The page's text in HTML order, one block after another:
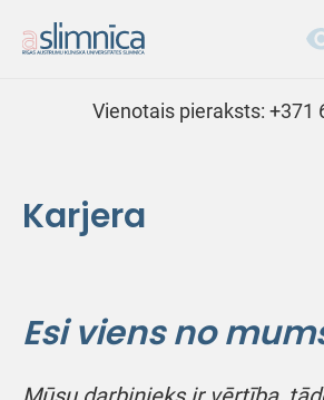
Vienotais pieraksts: +371
Karjera
Esi viens no